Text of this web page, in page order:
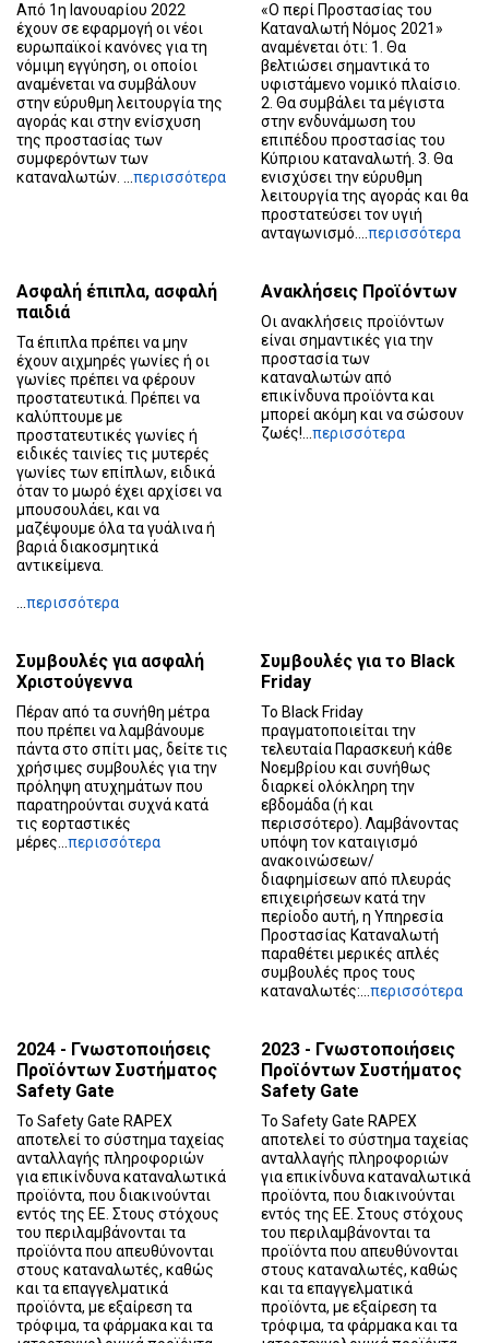
Από 1η Ιανουαρίου 2022
έχουν σε εφαρμογή οι νέοι
ευρωπαϊκοί κανόνες για τη
νόμιμη εγγύηση, οι οποίοι
αναμένεται να συμβάλουν
στην εύρυθμη λειτουργία της
αγοράς και στην ενίσχυση
της προστασίας των
συμφερόντων των
καταναλωτών. ... περισσότερα
«Ο περί Προστασίας του
Καταναλωτή Νόμος 2021»
αναμένεται ότι: 1. Θα
βελτιώσει σημαντικά το
υφιστάμενο νομικό πλαίσιο.
2. Θα συμβάλει τα μέγιστα
στην ενδυνάμωση του
επιπέδου προστασίας του
Κύπριου καταναλωτή. 3. Θα
ενισχύσει την εύρυθμη
λειτουργία της αγοράς και θα
προστατεύσει τον υγιή
ανταγωνισμό.... περισσότερα
Ασφαλή έπιπλα, ασφαλή
παιδιά
Τα έπιπλα πρέπει να μην
έχουν αιχμηρές γωνίες ή οι
γωνίες πρέπει να φέρουν
προστατευτικά. Πρέπει να
καλύπτουμε με
προστατευτικές γωνίες ή
ειδικές ταινίες τις μυτερές
γωνίες των επίπλων, ειδικά
όταν το μωρό έχει αρχίσει να
μπουσουλάει, και να
μαζέψουμε όλα τα γυάλινα ή
βαριά διακοσμητικά
αντικείμενα.
περισσότερα
Ανακλήσεις Προϊόντων
Οι ανακλήσεις προϊόντων
είναι σημαντικές για την
προστασία των
καταναλωτών από
επικίνδυνα προϊόντα και
μπορεί ακόμη και να σώσουν
ζωές!... περισσότερα
Συμβουλές για ασφαλή
Χριστούγεννα
Πέραν από τα συνήθη μέτρα
που πρέπει να λαμβάνουμε
πάντα στο σπίτι μας, δείτε τις
χρήσιμες συμβουλές για την
πρόληψη ατυχημάτων που
παρατηρούνται συχνά κατά
τις εορταστικές
μέρες... περισσότερα
Συμβουλές για το Black
Friday
Το Black Friday
πραγματοποιείται την
τελευταία Παρασκευή κάθε
Νοεμβρίου και συνήθως
διαρκεί ολόκληρη την
εβδομάδα (ή και
περισσότερο). Λαμβάνοντας
υπόψη τον καταιγισμό
ανακοινώσεων/
διαφημίσεων από πλευράς
επιχειρήσεων κατά την
περίοδο αυτή, η Υπηρεσία
Προστασίας Καταναλωτή
παραθέτει μερικές απλές
συμβουλές προς τους
καταναλωτές:... περισσότερα
2024 - Γνωστοποιήσεις
Προϊόντων Συστήματος
Safety Gate
Το Safety Gate RAPEX
αποτελεί το σύστημα ταχείας
ανταλλαγής πληροφοριών
για επικίνδυνα καταναλωτικά
προϊόντα, που διακινούνται
εντός της ΕΕ. Στους στόχους
του περιλαμβάνονται τα
προϊόντα που απευθύνονται
στους καταναλωτές, καθώς
και τα επαγγελματικά
προϊόντα, με εξαίρεση τα
τρόφιμα, τα φάρμακα και τα
2023 - Γνωστοποιήσεις
Προϊόντων Συστήματος
Safety Gate
Το Safety Gate RAPEX
αποτελεί το σύστημα ταχείας
ανταλλαγής πληροφοριών
για επικίνδυνα καταναλωτικά
προϊόντα, που διακινούνται
εντός της ΕΕ. Στους στόχους
του περιλαμβάνονται τα
προϊόντα που απευθύνονται
στους καταναλωτές, καθώς
και τα επαγγελματικά
προϊόντα, με εξαίρεση τα
τρόφιμα, τα φάρμακα και τα